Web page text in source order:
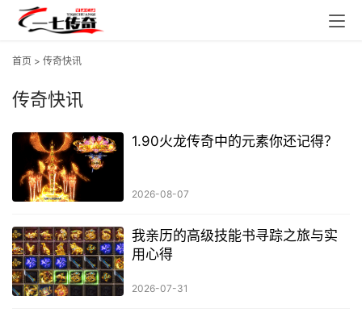
首页 > 传奇快讯
传奇快讯
1.90火龙传奇中的元素你还记得？
2026-08-07
我亲历的高级技能书寻踪之旅与实
用心得
2026-07-31